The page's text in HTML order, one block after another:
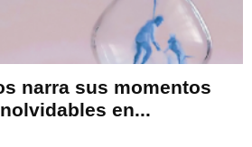
narra sus momentos
en...